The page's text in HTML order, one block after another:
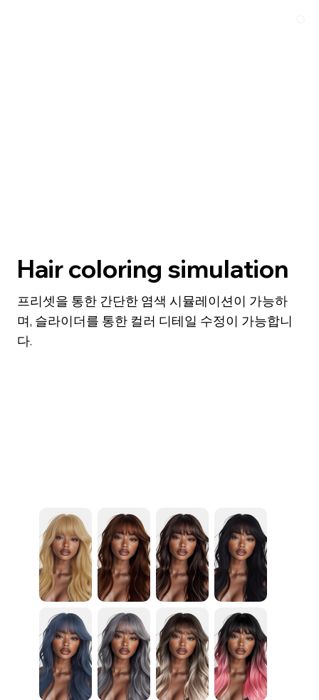
Hair coloring simulation
프리셋을 통한 간단한 염색 시뮬레이션이 가능하
며, 슬라이더를 통한 컬러 디테일 수정이 가능합니
다.